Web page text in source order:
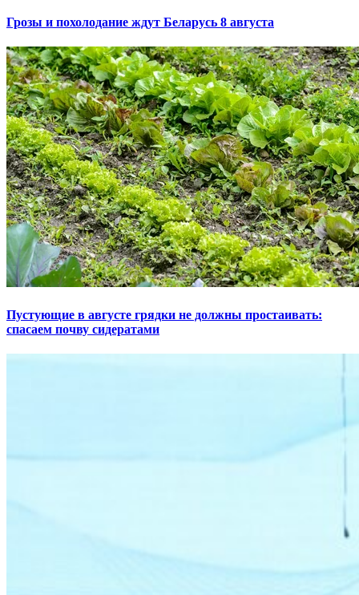
Грозы и похолодание ждут Беларусь 8 августа
Пустующие в августе грядки не должны простаивать:
спасаем почву сидератами